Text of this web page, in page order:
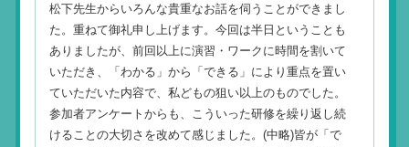
松下先生からいろんな貴重なお話を伺うことができまし
た。重ねて御礼申し上げます。今回は半日ということも
ありましたが、前回以上に演習・ワークに時間を割いて
いただき、「わかる」から「できる」により重点を置い
ていただいた内容で、私どもの狙い以上のものでした。
参加者アンケートからも、こういった研修を繰り返し続
けることの大切さを改めて感じました。(中略)皆が「で